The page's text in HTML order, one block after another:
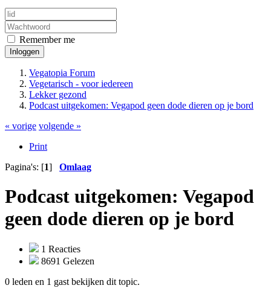
Remember me
Inloggen
Vegatopia Forum
Vegetarisch - voor iedereen
Lekker gezond
Podcast uitgekomen: Vegapod geen dode dieren op je bord
« vorige volgende »
Print
Pagina's: [1] Omlaag
Podcast uitgekomen: Vegapod
geen dode dieren op je bord
1 Reacties
8691 Gelezen
0 leden en 1 gast bekijken dit topic.